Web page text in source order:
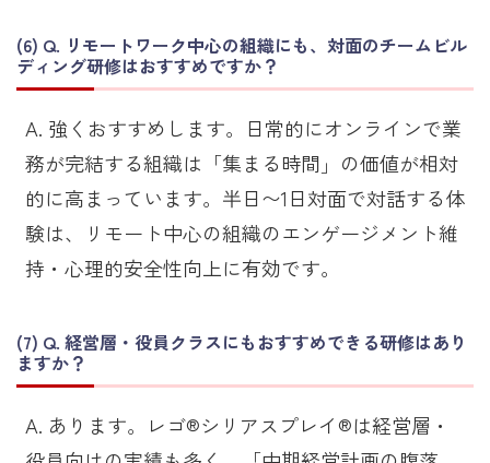
Q. リモートワーク中心の組織にも、対面のチームビル
ディング研修はおすすめですか？
A. 強くおすすめします。日常的にオンラインで業
務が完結する組織は「集まる時間」の価値が相対
的に高まっています。半日〜1日対面で対話する体
験は、リモート中心の組織のエンゲージメント維
持・心理的安全性向上に有効です。
Q. 経営層・役員クラスにもおすすめできる研修はあり
ますか？
A. あります。レゴ®シリアスプレイ®は経営層・